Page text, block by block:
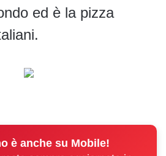
ed è la pizza
è anche su Mobile!